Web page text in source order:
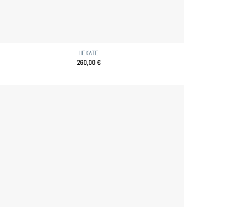
HEKATE
260,00€